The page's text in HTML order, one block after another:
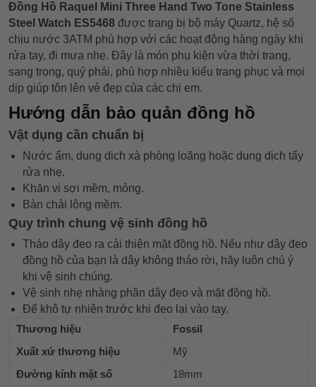
Đồng Hồ Raquel Mini Three Hand Two Tone Stainless
Steel Watch ES5468 được trang bị bộ máy Quartz, hệ số
chịu nước 3ATM phù hợp với các hoạt động hàng ngày khi
rửa tay, đi mưa nhẹ. Đây là món phụ kiện vừa thời trang,
sang trọng, quý phái, phù hợp nhiều kiểu trang phục và mọi
dịp giúp tôn lên vẻ đẹp của các chị em.
Hướng dẫn bảo quản đồng hồ
Vật dụng cần chuẩn bị
Nước ấm, dung dịch xà phòng loãng hoặc dung dịch tẩy
rửa nhẹ.
Khăn vi sợi mềm, mỏng.
Bàn chải lông mềm.
Quy trình chung vệ sinh đồng hồ
Tháo dây đeo ra cải thiện mặt đồng hồ. Nếu như dây đeo
đồng hồ của bạn là dây không tháo rời, hãy luôn chú ý
khi vệ sinh chúng.
Vệ sinh nhẹ nhàng phần dây đeo và mặt đồng hồ.
Để khô tự nhiên trước khi đeo lại vào tay.
Thương hiệu
Fossil
Xuất xứ thương hiệu
Mỹ
Đường kính mặt số
18mm